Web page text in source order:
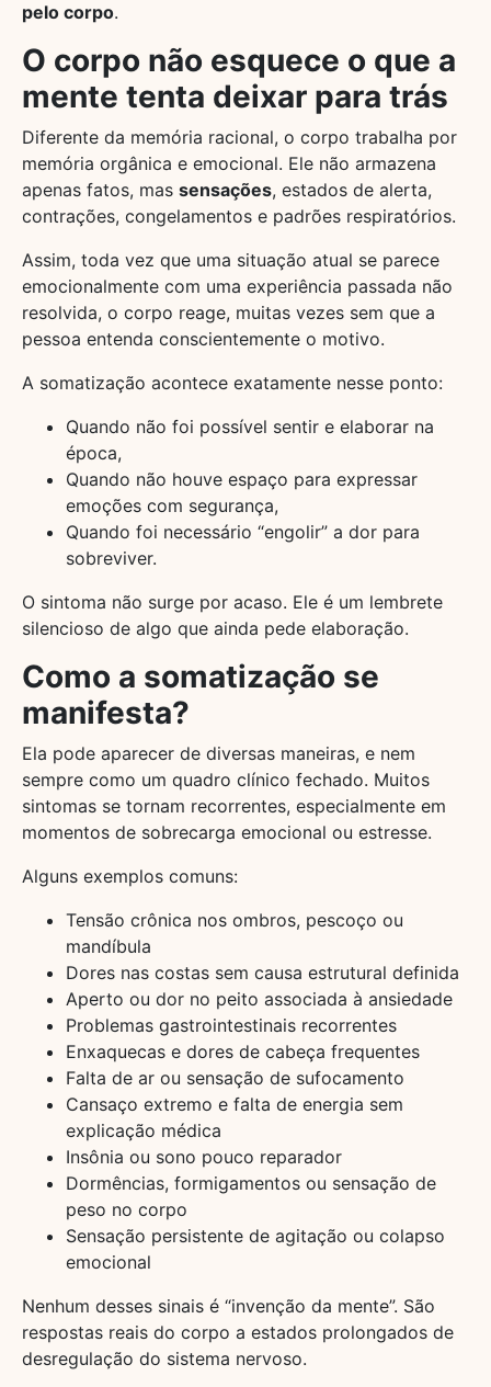
pelo corpo.
O corpo não esquece o que a
mente tenta deixar para trás
Diferente da memória racional, o corpo trabalha por
memória orgânica e emocional. Ele não armazena
apenas fatos, mas sensações, estados de alerta,
contrações, congelamentos e padrões respiratórios.
Assim, toda vez que uma situação atual se parece
emocionalmente com uma experiência passada não
resolvida, o corpo reage, muitas vezes sem que a
pessoa entenda conscientemente o motivo.
A somatização acontece exatamente nesse ponto:
Quando não foi possível sentir e elaborar na
época,
Quando não houve espaço para expressar
emoções com segurança,
Quando foi necessário “engolir” a dor para
sobreviver.
O sintoma não surge por acaso. Ele é um lembrete
silencioso de algo que ainda pede elaboração.
Como a somatização se
manifesta?
Ela pode aparecer de diversas maneiras, e nem
sempre como um quadro clínico fechado. Muitos
sintomas se tornam recorrentes, especialmente em
momentos de sobrecarga emocional ou estresse.
Alguns exemplos comuns:
Tensão crônica nos ombros, pescoço ou
mandíbula
Dores nas costas sem causa estrutural definida
Aperto ou dor no peito associada à ansiedade
Problemas gastrointestinais recorrentes
Enxaquecas e dores de cabeça frequentes
Falta de ar ou sensação de sufocamento
Cansaço extremo e falta de energia sem
explicação médica
Insônia ou sono pouco reparador
Dormências, formigamentos ou sensação de
peso no corpo
Sensação persistente de agitação ou colapso
emocional
Nenhum desses sinais é “invenção da mente”. São
respostas reais do corpo a estados prolongados de
desregulação do sistema nervoso.